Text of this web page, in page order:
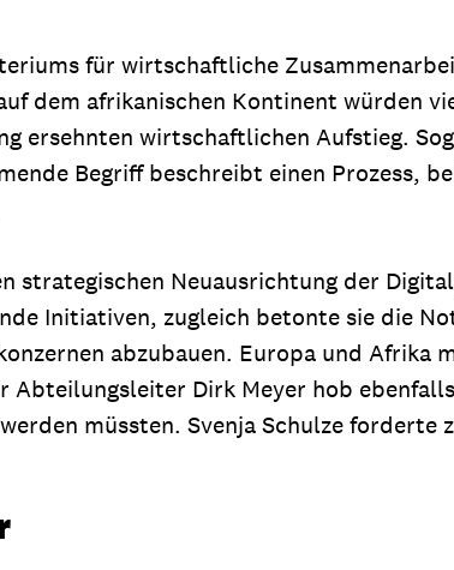
für wirtschaftliche
dem afrikanischen Kontinent würden
ersehnten wirtschaftlichen Aufstieg.
Begriff beschreibt einen Prozess,
strategischen Neuausrichtung der
Initiativen, zugleich betonte sie die
abzubauen. Europa und Afrika
Dirk Meyer hob
müssten. Svenja Schulze forderte